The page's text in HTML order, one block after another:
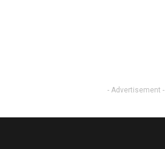
- Advertisement -